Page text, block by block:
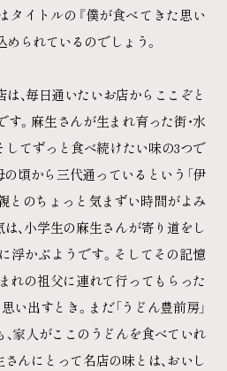
タイトルの『僕が食べてきた思い
められているのでしょう。
、毎日通いたいお店からここぞと
。麻生さんが生まれ育った街・水
してずっと食べ続けたい味の3つで
頃から三代通っているという「伊
とのちょっと気まずい時間がよみ
、小学生の麻生さんが寄り道をし
浮かぶようです。そしてその記憶
れの祖父に連れて行ってもらった
い出すとき。まだ「うどん豊前房」
家人がここのうどんを食べていれ
んにとって名店の味とは、おいし